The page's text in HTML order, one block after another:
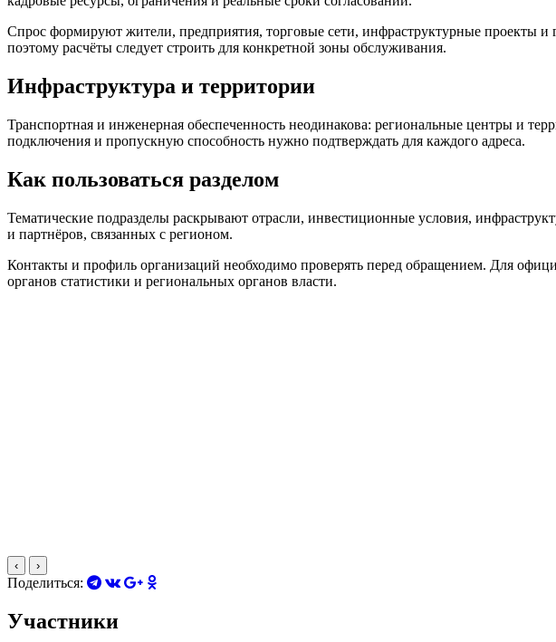
Спрос формируют жители, предприятия, торговые сети, инфраструктурные проекты и
поэтому расчёты следует строить для конкретной зоны обслуживания.
Инфраструктура и территории
Транспортная и инженерная обеспеченность неодинакова: региональные центры и
подключения и пропускную способность нужно подтверждать для каждого адреса.
Как пользоваться разделом
Тематические подразделы раскрывают отрасли, инвестиционные условия,
и партнёров, связанных с регионом.
Контакты и профиль организаций необходимо проверять перед обращением. Для
органов статистики и региональных органов власти.
‹ ›
Поделиться:
Участники